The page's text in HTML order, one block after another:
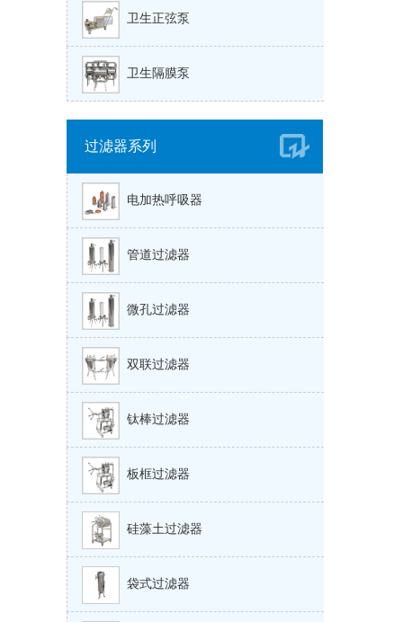
卫生正弦泵
卫生隔膜泵
过滤器系列
电加热呼吸器
管道过滤器
微孔过滤器
双联过滤器
钛棒过滤器
板框过滤器
硅藻土过滤器
袋式过滤器